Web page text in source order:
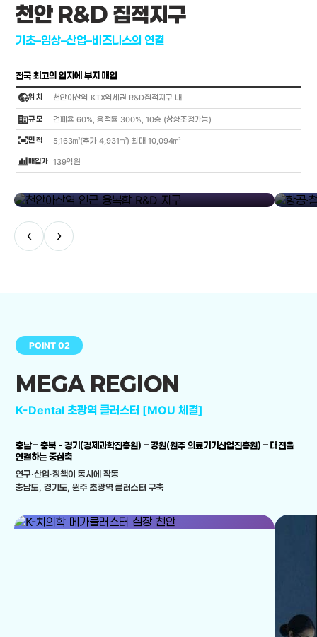
천안 R&D 집적지구
기초–임상–산업–비즈니스의 연결
전국 최고의 입지에 부지 매입
globe_location_pin위 치 천안아산역 KTX역세권 R&D집적지구 내
corporate_fare규 모 건폐율 60%, 용적률 300%, 10층 (상향조정가능)
fit_screen면 적 5,163㎡(추가 4,931㎡) 최대 10,094㎡
bar_chart_4_bars매입가 139억원
‹ ›
POINT 02
MEGA REGION
K-Dental 초광역 클러스터 [MOU 체결]
충남 – 충북 - 경기(경제과학진흥원) – 강원(원주 의료기기산업진흥원) – 대전을
연결하는 중심축
연구·산업·정책이 동시에 작동
충남도, 경기도, 원주 초광역 클러스터 구축